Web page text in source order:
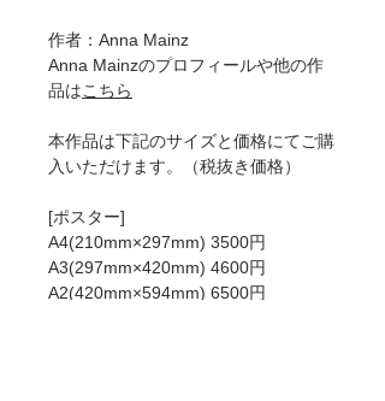
作者：Anna Mainz
Anna Mainzのプロフィールや他の作
品はこちら
本作品は下記のサイズと価格にてご購
入いただけます。（税抜き価格）
[ポスター]
A4(210mm×297mm) 3500円
A3(297mm×420mm) 4600円
A2(420mm×594mm) 6500円